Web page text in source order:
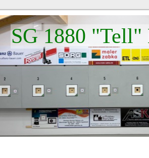
SG 1880 "Tell"